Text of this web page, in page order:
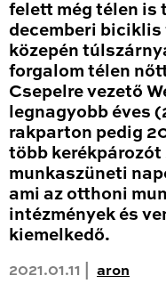
felett még télen is
decemberi
közepén
forgalom télen
Csepelre vezető
legnagyobb éves
rakparton pedig
több
munkaszüneti
ami az otthoni
intézmények és
kiemelkedő.
2021.01.11 | aron